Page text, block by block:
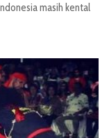
masih kental